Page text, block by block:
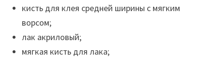
кисть для клея средней ширины с мягким
ворсом;
лак акриловый;
мягкая кисть для лака;